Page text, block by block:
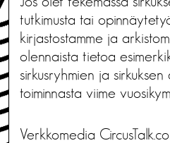
tutkimusta tai
kirjastostamme ja
olennaista tietoa
sirkusryhmien ja
toiminnasta viime
Verkkomedia